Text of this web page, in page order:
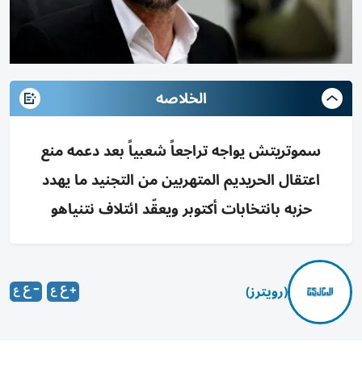
الخلاصه
سموتريتش يواجه تراجعاً شعبياً بعد دعمه منع
اعتقال الحريديم المتهربين من التجنيد ما يهدد
حزبه بانتخابات أكتوبر ويعقّد ائتلاف نتنياهو
(رويترز)